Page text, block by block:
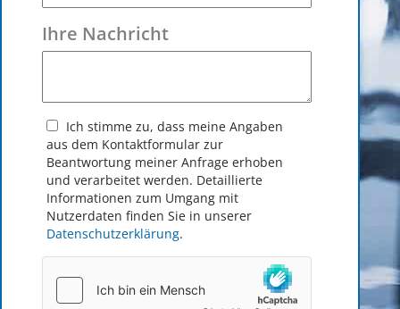
Ihre Nachricht
Ich stimme zu, dass meine Angaben
aus dem Kontakt­formular zur
Beantwortung meiner Anfrage erhoben
und verarbeitet werden. Detaillierte
Informationen zum Umgang mit
Nutzerdaten finden Sie in unserer
Datenschutzerklärung.